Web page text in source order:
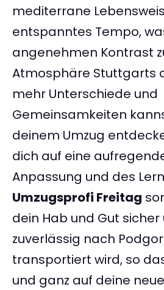
mediterrane
entspanntes Tempo,
angenehmen Kontrast
Atmosphäre Stuttgarts
mehr Unterschiede und
Gemeinsamkeiten
deinem Umzug
dich auf eine
Anpassung und des
Umzugsprofi Freitag
dein Hab und Gut sicher
zuverlässig nach
transportiert wird, so
und ganz auf deine